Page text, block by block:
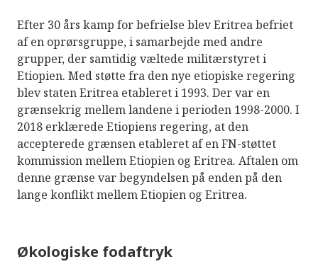
Efter 30 års kamp for befrielse blev Eritrea befriet
af en oprørsgruppe, i samarbejde med andre
grupper, der samtidig væltede militærstyret i
Etiopien. Med støtte fra den nye etiopiske regering
blev staten Eritrea etableret i 1993. Der var en
grænsekrig mellem landene i perioden 1998-2000. I
2018 erklærede Etiopiens regering, at den
accepterede grænsen etableret af en FN-støttet
kommission mellem Etiopien og Eritrea. Aftalen om
denne grænse var begyndelsen på enden på den
lange konflikt mellem Etiopien og Eritrea.
Økologiske fodaftryk